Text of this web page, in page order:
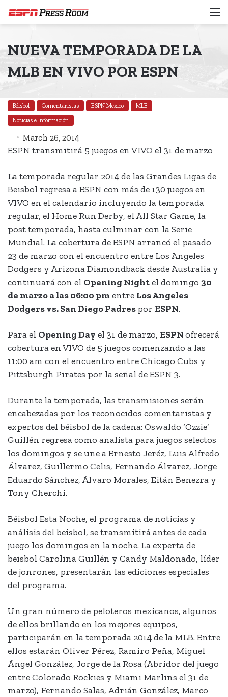
NUEVA TEMPORADA DE LA
MLB EN VIVO POR ESPN
Béisbol Comentaristas ESPN Mexico
MLB
Noticias e Información
March 26, 2014
ESPN transmitirá 5 juegos en VIVO el 31 de marzo
La temporada regular 2014 de las Grandes Ligas de
Beisbol regresa a ESPN con más de 130 juegos en
VIVO en el calendario incluyendo la temporada
regular, el Home Run Derby, el All Star Game, la
post temporada, hasta culminar con la Serie
Mundial. La cobertura de ESPN arrancó el pasado
23 de marzo con el encuentro entre Los Angeles
Dodgers y Arizona Diamondback desde Australia y
continuará con el Opening Nightel domingo 30
de marzo a las 06:00 pm entre Los Angeles
Dodgers vs. San Diego Padrespor ESPN.
Para el Opening Day el 31 de marzo, ESPNofrecerá
cobertura en VIVO de 5 juegos comenzando a las
11:00 am con el encuentro entre Chicago Cubs y
Pittsburgh Pirates por la señal de ESPN 3.
Durante la temporada, las transmisiones serán
encabezadas por los reconocidos comentaristas y
expertos del béisbol de la cadena: Oswaldo ‘Ozzie’
Guillén regresa como analista para juegos selectos
los domingos y se une a Ernesto Jeréz, Luis Alfredo
Álvarez, Guillermo Celis, Fernando Álvarez, Jorge
Eduardo Sánchez, Álvaro Morales, Eitán Benezra y
Tony Cherchi.
Béisbol Esta Noche, el programa de noticias y
análisis del beisbol, se transmitirá antes de cada
juego los domingos en la noche. La experta de
beisbol Carolina Guillén y Candy Maldonado, líder
de jonrones, presentarán las ediciones especiales
del programa.
Un gran número de peloteros mexicanos, algunos
de ellos brillando en los mejores equipos,
participarán en la temporada 2014 de la MLB. Entre
ellos estarán Oliver Pérez, Ramiro Peña, Miguel
Ángel González, Jorge de la Rosa (Abridor del juego
entre Colorado Rockies y Miami Marlins el 31 de
marzo), Fernando Salas, Adrián González, Marco